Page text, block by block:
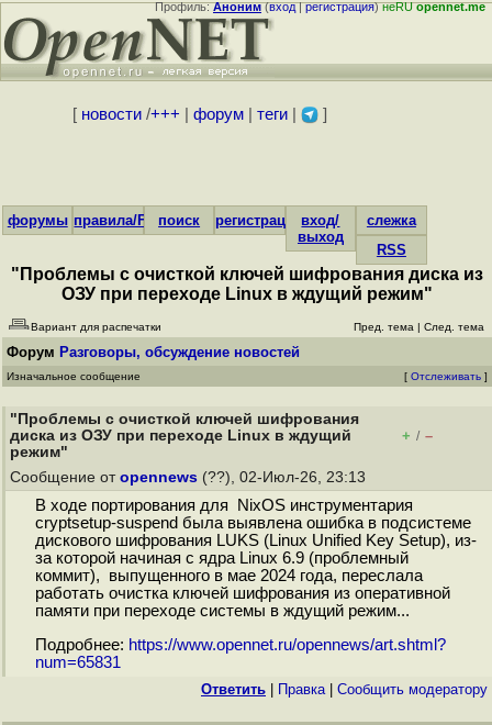
Профиль:Аноним(вход|регистрация)неRUopennet.me
[ новости/+++ форум| теги| ]
форумы правила/FAQпоиск регистрациявход/
выход
слежка
RSS
"Проблемы с очисткой ключей шифрования диска из
ОЗУ при переходе Linux в ждущий режим"
Вариант для распечатки Пред. тема | След. тема
Форум Разговоры, обсуждение новостей
Изначальное сообщение [ Отслеживать ]
"Проблемы с очисткой ключей шифрования
диска из ОЗУ при переходе Linux в ждущий
режим"
+ / –
Сообщение от opennews (??), 02-Июл-26, 23:13
В ходе портирования для NixOS инструментария
cryptsetup-suspend была выявлена ошибка в подсистеме
дискового шифрования LUKS (Linux Unified Key Setup), из-
за которой начиная с ядра Linux 6.9 (проблемный
коммит), выпущенного в мае 2024 года, переслала
работать очистка ключей шифрования из оперативной
памяти при переходе системы в ждущий режим...
Подробнее: https://www.opennet.ru/opennews/art.shtml?
num=65831
Ответить Правка| Cообщить модератору